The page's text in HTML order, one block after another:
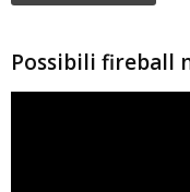
Possibili fireball